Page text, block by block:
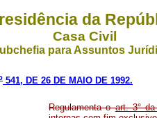
da
Casa Civil
para Assuntos
541, DE 26 DE MAIO DE 1992.
Regulamenta oart. 3°